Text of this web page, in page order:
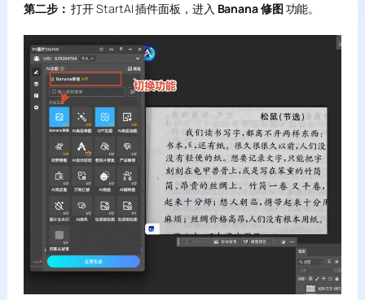
第二步： 打开 StartAI 插件面板，进入 Banana 修图功能。